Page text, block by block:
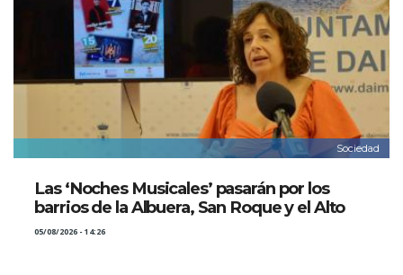
Sociedad
Las ‘Noches Musicales’ pasarán por los
barrios de la Albuera, San Roque y el Alto
05/08/2026 - 14:26